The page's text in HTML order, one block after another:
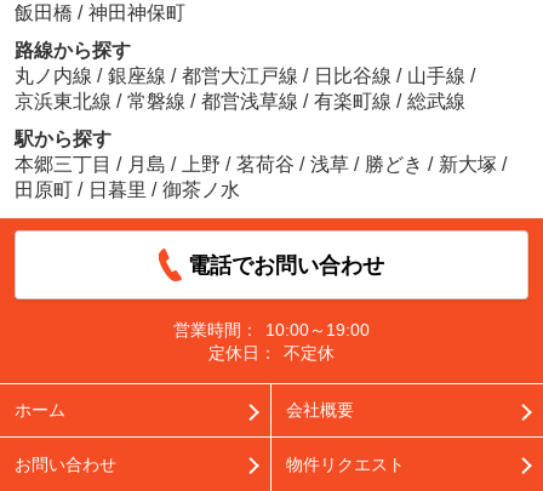
飯田橋 / 神田神保町
路線から探す
丸ノ内線 / 銀座線 / 都営大江戸線 / 日比谷線 / 山手線 /
京浜東北線 / 常磐線 / 都営浅草線 / 有楽町線 / 総武線
駅から探す
本郷三丁目 / 月島 / 上野 / 茗荷谷 / 浅草 / 勝どき / 新大塚 /
田原町 / 日暮里 / 御茶ノ水
電話でお問い合わせ
営業時間：
10:00～19:00
定休日：
不定休
ホーム 会社概要
お問い合わせ 物件リクエスト